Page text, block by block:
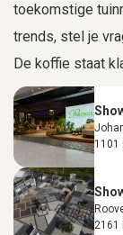
toekomstige
trends, stel je
De koffie staat
1101
2161